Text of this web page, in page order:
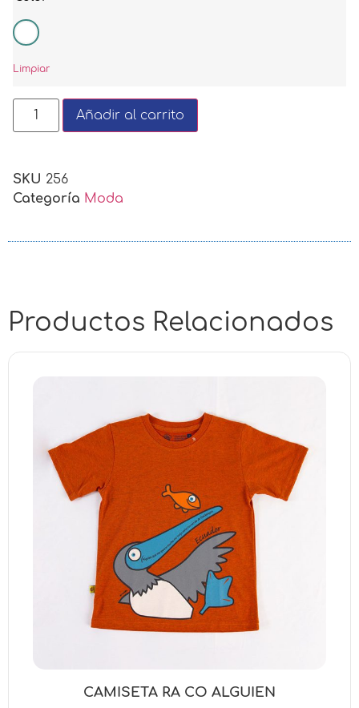
Limpiar
Añadir al carrito
SKU 256
Categoría Moda
Productos Relacionados
CAMISETA RA CO ALGUIEN